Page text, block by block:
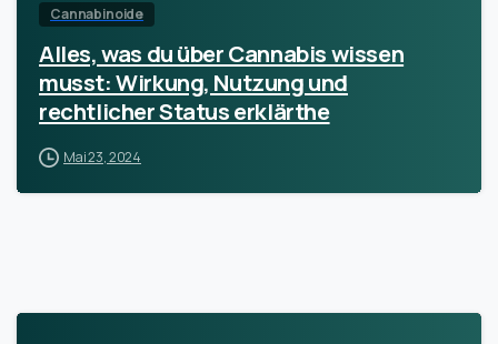
Cannabinoide
Alles, was du über Cannabis wissen
musst: Wirkung, Nutzung und
rechtlicher Status erklärthe
Mai 23, 2024